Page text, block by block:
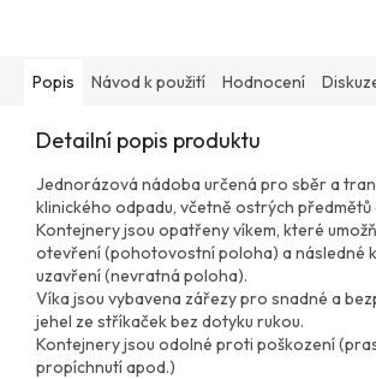
Popis Návod k použití Hodnocení
Detailní popis produktu
Jednorázová nádoba určená pro sběr a
klinického odpadu, včetně ostrých předmětů
Kontejnery jsou opatřeny víkem, které
otevření (pohotovostní poloha) a následné
uzavření (nevratná poloha).
Víka jsou vybavena zářezy pro snadné a
jehel ze stříkaček bez dotyku rukou.
Kontejnery jsou odolné proti poškození
propíchnutí apod.)